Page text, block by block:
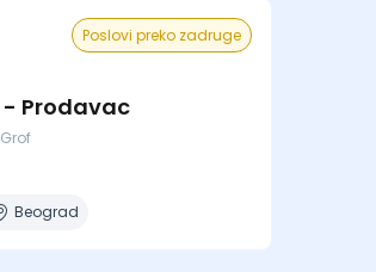
Poslovi preko zadruge
Prodavac
Beograd